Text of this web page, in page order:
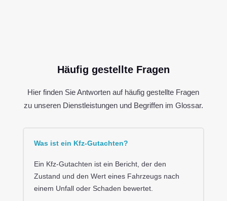
Häufig gestellte Fragen
Hier finden Sie Antworten auf häufig gestellte Fragen
zu unseren Dienstleistungen und Begriffen im Glossar.
Was ist ein Kfz-Gutachten?
Ein Kfz-Gutachten ist ein Bericht, der den
Zustand und den Wert eines Fahrzeugs nach
einem Unfall oder Schaden bewertet.